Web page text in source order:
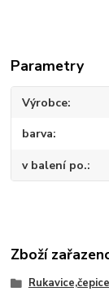
Parametry
Výrobce
barva
v balení po.
Zboží